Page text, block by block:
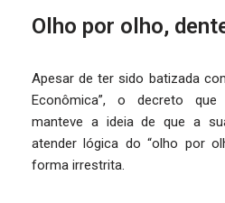
Olho por olho,
Apesar de ter sido batizada
Econômica”, o decreto
manteve a ideia de que a
atender lógica do “olho por
forma irrestrita.